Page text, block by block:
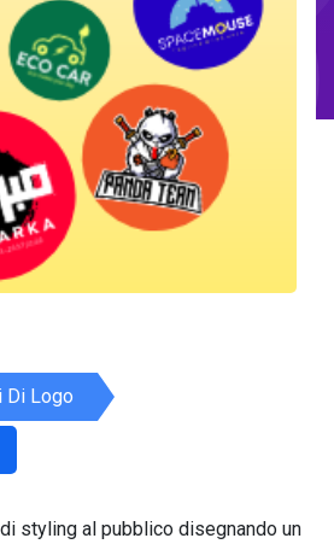
Di Logo
styling al pubblico disegnando un